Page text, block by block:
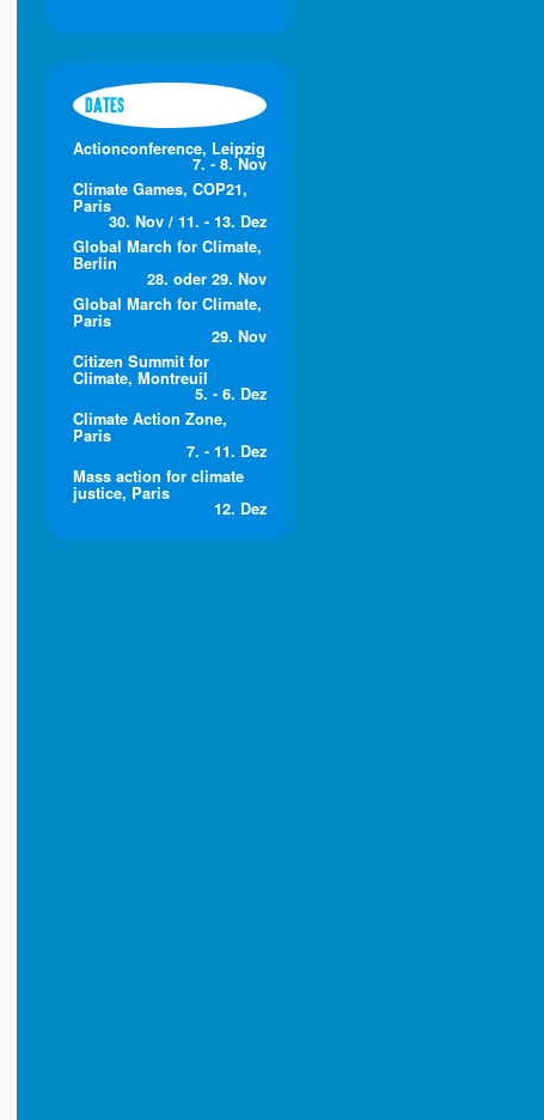
DATES
Actionconference, Leipzig
7. - 8. Nov
Climate Games, COP21,
Paris
30. Nov / 11. - 13. Dez
Global March for Climate,
Berlin
28. oder 29. Nov
Global March for Climate,
Paris
29. Nov
Citizen Summit for
Climate, Montreuil
5. - 6. Dez
Climate Action Zone,
Paris
7. - 11. Dez
Mass action for climate
justice, Paris
12. Dez